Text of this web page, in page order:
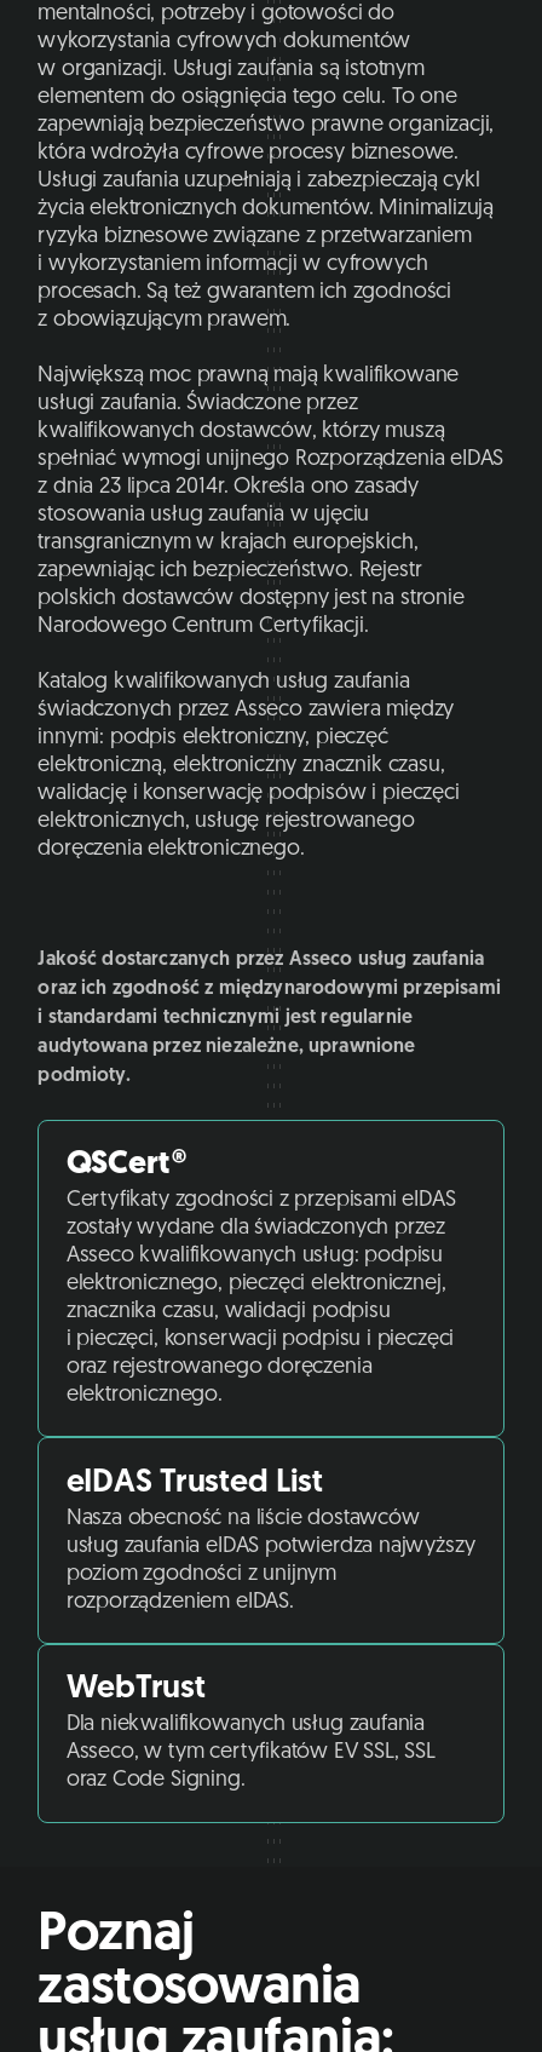
mentalności, potrzeby i gotowości do
wykorzystania cyfrowych dokumentów
w organizacji. Usługi zaufania są istotnym
elementem do osiągnięcia tego celu. To one
zapewniają bezpieczeństwo prawne organizacji,
która wdrożyła cyfrowe procesy biznesowe.
Usługi zaufania uzupełniają i zabezpieczają cykl
życia elektronicznych dokumentów. Minimalizują
ryzyka biznesowe związane z przetwarzaniem
i wykorzystaniem informacji w cyfrowych
procesach. Są też gwarantem ich zgodności
z obowiązującym prawem.
Największą moc prawną mają kwalifikowane
usługi zaufania. Świadczone przez
kwalifikowanych dostawców, którzy muszą
spełniać wymogi unijnego Rozporządzenia eIDAS
z dnia 23 lipca 2014r. Określa ono zasady
stosowania usług zaufania w ujęciu
transgranicznym w krajach europejskich,
zapewniając ich bezpieczeństwo. Rejestr
polskich dostawców dostępny jest na stronie
Narodowego Centrum Certyfikacji.
Katalog kwalifikowanych usług zaufania
świadczonych przez Asseco zawiera między
innymi: podpis elektroniczny, pieczęć
elektroniczną, elektroniczny znacznik czasu,
walidację i konserwację podpisów i pieczęci
elektronicznych, usługę rejestrowanego
doręczenia elektronicznego.
Jakość dostarczanych przez Asseco usług zaufania
oraz ich zgodność z międzynarodowymi przepisami
i standardami technicznymi jest regularnie
audytowana przez niezależne, uprawnione
podmioty.
QSCert®
Certyfikaty zgodności z przepisami eIDAS
zostały wydane dla świadczonych przez
Asseco kwalifikowanych usług: podpisu
elektronicznego, pieczęci elektronicznej,
znacznika czasu, walidacji podpisu
i pieczęci, konserwacji podpisu i pieczęci
oraz rejestrowanego doręczenia
elektronicznego.
eIDAS Trusted List
Nasza obecność na liście dostawców
usług zaufania eIDAS potwierdza najwyższy
poziom zgodności z unijnym
rozporządzeniem eIDAS.
WebTrust
Dla niekwalifikowanych usług zaufania
Asseco, w tym certyfikatów EV SSL, SSL
oraz Code Signing.
Poznaj
zastosowania